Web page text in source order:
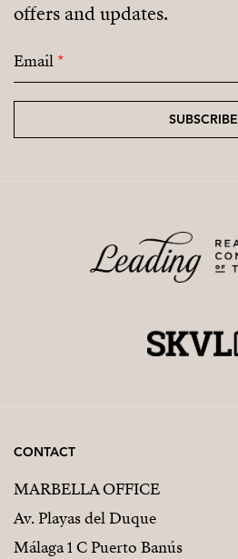
offers and updates.
Email*
SUBSCRIBE
CONTACT
MARBELLA OFFICE
Av. Playas del Duque
Málaga 1 C Puerto Banús